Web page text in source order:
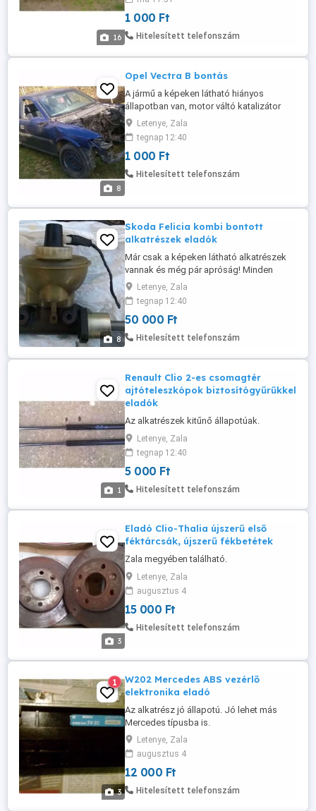
16
ajtós piros Clio (színkód:OV731)
bontásra. Clio, Thalia, Megane, Kangoo
14-es lemezfelnik és egy új pótkerék is
1 000 Ft
Hitelesített telefonszám
8
Opel Vectra B bontás
A jármű a képeken látható hiányos
állapotban van, motor váltó katalizátor
már nincs! Amennyiben valami érdekli
kérem telefonon érdeklődjön!
Letenye, Zala
tegnap 12:40
1 000 Ft
Hitelesített telefonszám
8
Skoda Felicia kombi bontott
alkatrészek eladók
Már csak a képeken látható alkatrészek
vannak és még pár apróság! Minden
alkatrész jó állapotban van. A garnitúra
első fékbetét új állapotú!
Letenye, Zala
tegnap 12:40
50 000 Ft
Hitelesített telefonszám
1
Renault Clio 2-es csomagtér
ajtóteleszkópok biztosítógyűrűkkel
eladók
Az alkatrészek kitűnő állapotúak.
Letenye, Zala
tegnap 12:40
5 000 Ft
Hitelesített telefonszám
3
Eladó Clio-Thalia újszerű első
féktárcsák, újszerű fékbetétek
Zala megyében található.
Letenye, Zala
augusztus 4
15 000 Ft
Hitelesített telefonszám
3
1
W202 Mercedes ABS vezérlő
elektronika eladó
Az alkatrész jó állapotú. Jó lehet más
Mercedes típusba is.
Letenye, Zala
augusztus 4
12 000 Ft
Hitelesített telefonszám